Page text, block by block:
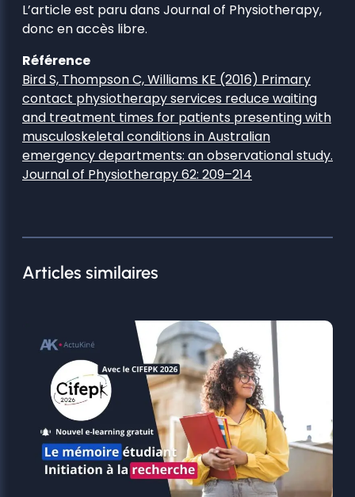
L’article est paru dans Journal of Physiotherapy,
donc en accès libre.
Référence
Bird S, Thompson C, Williams KE (2016) Primary
contact physiotherapy services reduce waiting
and treatment times for patients presenting with
musculoskeletal conditions in Australian
emergency departments: an observational study.
Journal of Physiotherapy 62: 209–214
Articles similaires